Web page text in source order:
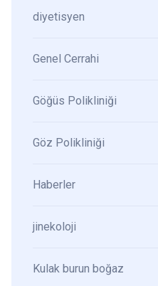
diyetisyen
Genel Cerrahi
Göğüs Polikliniği
Göz Polikliniği
Haberler
jinekoloji
Kulak burun boğaz